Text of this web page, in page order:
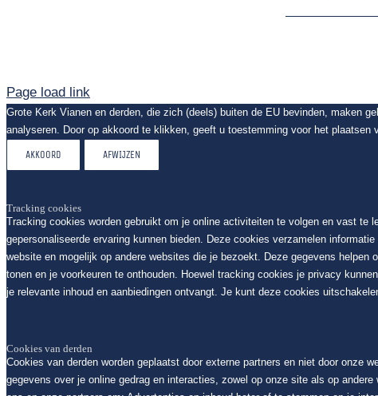
Page load link
Grote Kerk Vianen en derden, die zich (deels) buiten de EU bevinden, maken
analyseren. Door op akkoord te klikken, geeft u toestemming voor het
AKKOORD AFWIJZEN
Tracking cookies
Tracking cookies worden gebruikt om je online activiteiten te volgen en vast te
gepersonaliseerde ervaring kunnen bieden. Deze cookies verzamelen
website en mogelijk op andere websites die je bezoekt. Deze gegevens helpen
tonen en je voorkeuren te onthouden. Hoewel tracking cookies je privacy
je relevante inhoud en aanbiedingen ontvangt. Je kunt deze cookies
Cookies van derden
Cookies van derden worden geplaatst door externe partners en niet door onze
gegevens over je online gedrag en interacties, zowel op onze site als op